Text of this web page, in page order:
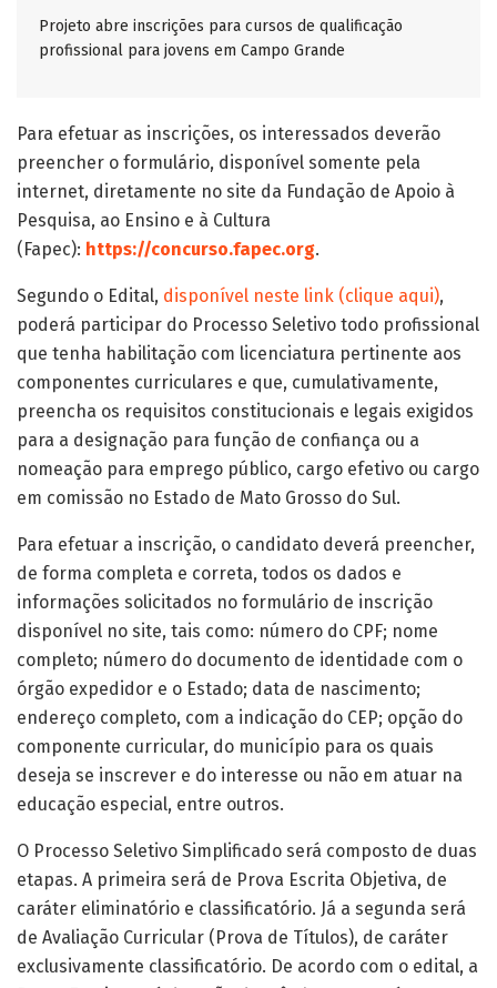
Projeto abre inscrições para cursos de qualificação
profissional para jovens em Campo Grande
Para efetuar as inscrições, os interessados deverão
preencher o formulário, disponível somente pela
internet, diretamente no site da Fundação de Apoio à
Pesquisa, ao Ensino e à Cultura
(Fapec): https://concurso.fapec.org.
Segundo o Edital, disponível neste link (clique aqui),
poderá participar do Processo Seletivo todo profissional
que tenha habilitação com licenciatura pertinente aos
componentes curriculares e que, cumulativamente,
preencha os requisitos constitucionais e legais exigidos
para a designação para função de confiança ou a
nomeação para emprego público, cargo efetivo ou cargo
em comissão no Estado de Mato Grosso do Sul.
Para efetuar a inscrição, o candidato deverá preencher,
de forma completa e correta, todos os dados e
informações solicitados no formulário de inscrição
disponível no site, tais como: número do CPF; nome
completo; número do documento de identidade com o
órgão expedidor e o Estado; data de nascimento;
endereço completo, com a indicação do CEP; opção do
componente curricular, do município para os quais
deseja se inscrever e do interesse ou não em atuar na
educação especial, entre outros.
O Processo Seletivo Simplificado será composto de duas
etapas. A primeira será de Prova Escrita Objetiva, de
caráter eliminatório e classificatório. Já a segunda será
de Avaliação Curricular (Prova de Títulos), de caráter
exclusivamente classificatório. De acordo com o edital, a